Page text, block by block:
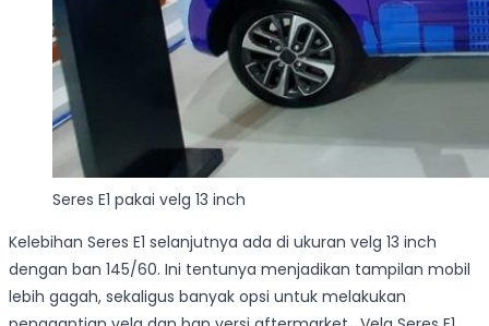
Seres E1 pakai velg 13 inch
Kelebihan Seres E1 selanjutnya ada di ukuran velg 13 inch
dengan ban 145/60. Ini tentunya menjadikan tampilan mobil
lebih gagah, sekaligus banyak opsi untuk melakukan